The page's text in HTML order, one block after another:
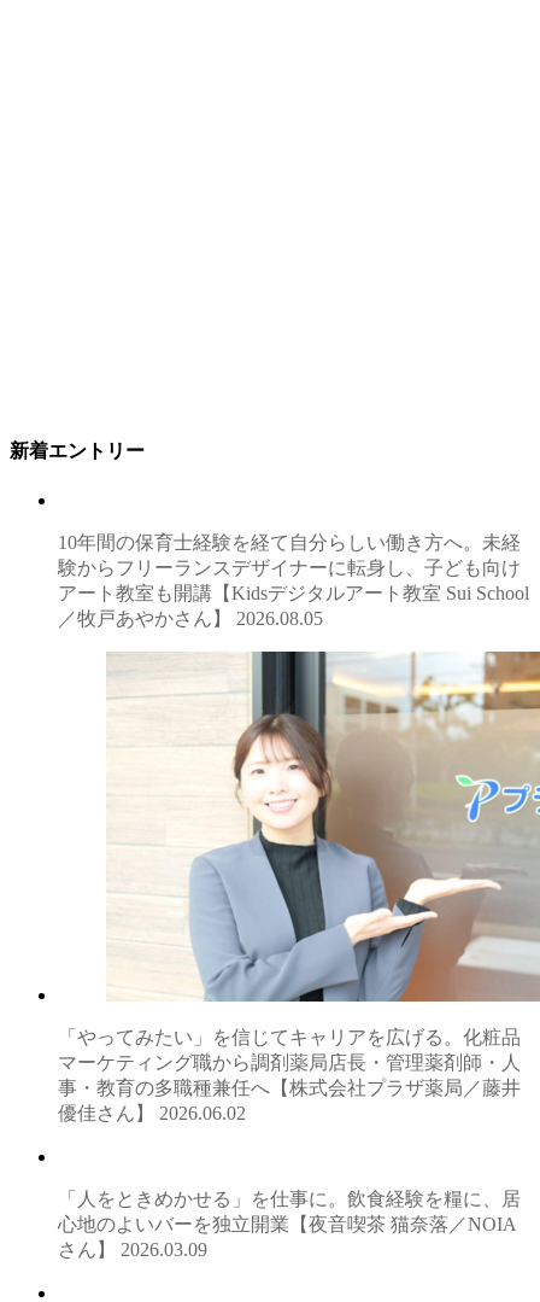
新着エントリー
10年間の保育士経験を経て自分らしい働き方へ。未経
験からフリーランスデザイナーに転身し、子ども向け
アート教室も開講【Kidsデジタルアート教室 Sui School
／牧戸あやかさん】 2026.08.05
「やってみたい」を信じてキャリアを広げる。化粧品
マーケティング職から調剤薬局店長・管理薬剤師・人
事・教育の多職種兼任へ【株式会社プラザ薬局／藤井
優佳さん】 2026.06.02
「人をときめかせる」を仕事に。飲食経験を糧に、居
心地のよいバーを独立開業【夜音喫茶 猫奈落／NOIA
さん】 2026.03.09